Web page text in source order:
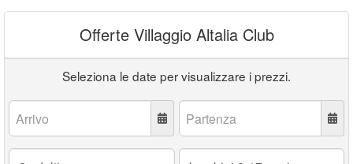
Offerte Villaggio Altalia Club
Seleziona le date per visualizzare i prezzi.
Arrivo: Partenza:
Adulti:
Bambini